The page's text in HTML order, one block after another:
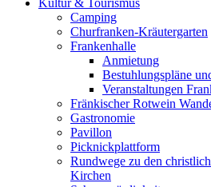
Kultur & Tourismus
Camping
Churfranken-Kräutergarten
Frankenhalle
Anmietung
Bestuhlungspläne
Veranstaltungen
Fränkischer Rotwein
Gastronomie
Pavillon
Picknickplattform
Rundwege zu den
Kirchen